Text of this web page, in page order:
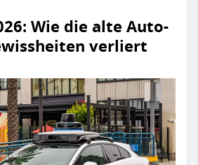
Wie die alte Auto-
verliert